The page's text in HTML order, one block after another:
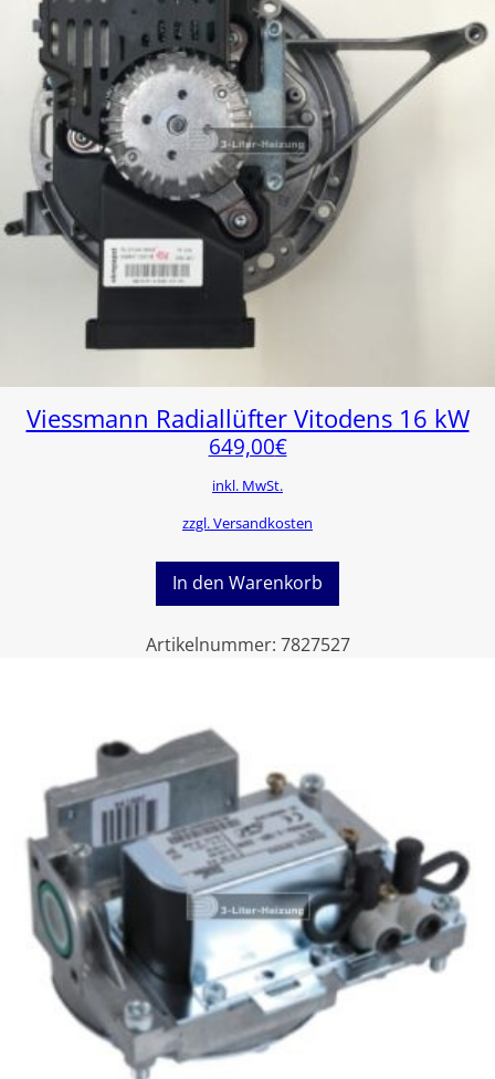
Viessmann Radiallüfter Vitodens 16 kW
649,00€
inkl. MwSt.
zzgl. Versandkosten
In den Warenkorb
Artikelnummer: 7827527